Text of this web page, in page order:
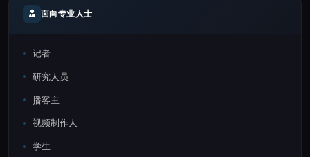
面向专业人士
记者
研究人员
播客主
视频制作人
学生